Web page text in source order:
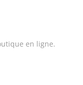
en ligne.